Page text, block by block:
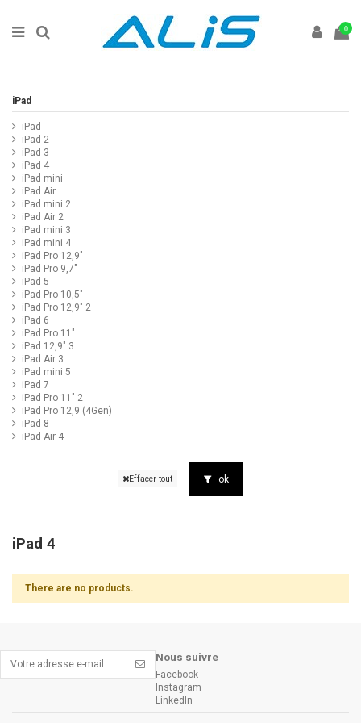
0
iPad 4
There are no products.
iPad
iPad
iPad 2
iPad 3
iPad 4
iPad mini
iPad Air
iPad mini 2
iPad Air 2
iPad mini 3
iPad mini 4
iPad Pro 12,9"
iPad Pro 9,7"
iPad 5
iPad Pro 10,5"
iPad Pro 12,9" 2
iPad 6
iPad Pro 11"
iPad 12,9" 3
iPad Air 3
iPad mini 5
iPad 7
iPad Pro 11" 2
iPad Pro 12,9 (4Gen)
iPad 8
iPad Air 4
Effacer tout ok
Nous suivre
Facebook
Instagram
LinkedIn